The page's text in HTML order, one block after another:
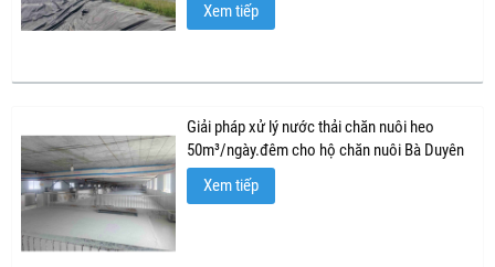
Xem tiếp
Giải pháp xử lý nước thải chăn nuôi heo
50m³/ngày.đêm cho hộ chăn nuôi Bà Duyên
Xem tiếp